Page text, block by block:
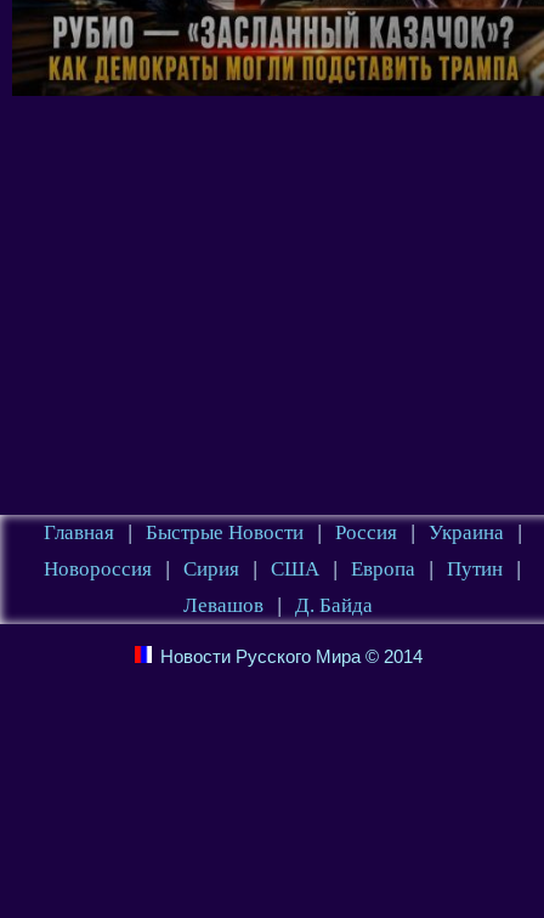
Главная | Быстрые Новости | Россия | Украина
|
Новороссия
| Сирия | США | Европа | Путин
|
Левашов
| Д. Байда
Новости Русского Мира © 2014